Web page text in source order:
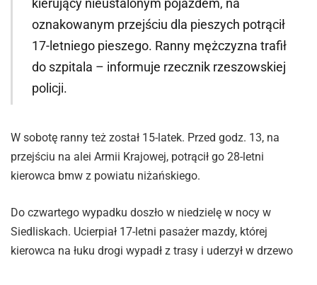
oznakowanym przejściu dla pieszych potrącił
17-letniego pieszego. Ranny mężczyzna trafił
do szpitala – informuje rzecznik rzeszowskiej
policji.
W sobotę ranny też został 15-latek. Przed godz. 13, na
przejściu na alei Armii Krajowej, potrącił go 28-letni
kierowca bmw z powiatu niżańskiego.
Do czwartego wypadku doszło w niedzielę w nocy w
Siedliskach. Ucierpiał 17-letni pasażer mazdy, której
kierowca na łuku drogi wypadł z trasy i uderzył w drzewo